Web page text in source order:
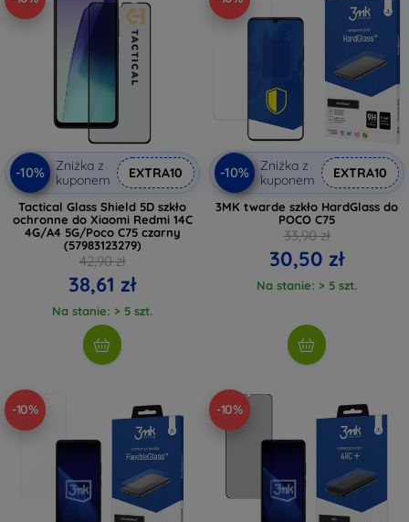
-10%
Zniżka z
kuponem
EXTRA10
Tactical Glass Shield 5D szkło
ochronne do Xiaomi Redmi 14C
4G/A4 5G/Poco C75 czarny
(57983123279)
42,90 zł
38,61 zł
Na stanie: > 5 szt.
-10%
Zniżka z
kuponem
EXTRA10
3MK twarde szkło HardGlass do
POCO C75
33,90 zł
30,50 zł
Na stanie: > 5 szt.
-10% -10%